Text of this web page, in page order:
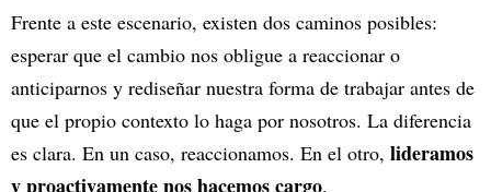
Frente a este escenario, existen dos caminos posibles:
esperar que el cambio nos obligue a reaccionar o
anticiparnos y rediseñar nuestra forma de trabajar antes de
que el propio contexto lo haga por nosotros. La diferencia
es clara. En un caso, reaccionamos. En el otro, lideramos
y proactivamente nos hacemos cargo.